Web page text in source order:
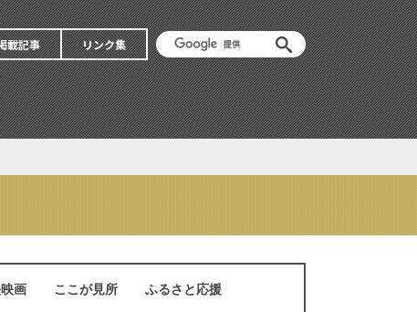
載記事 リンク集
映画 ここが見所 ふるさと応援